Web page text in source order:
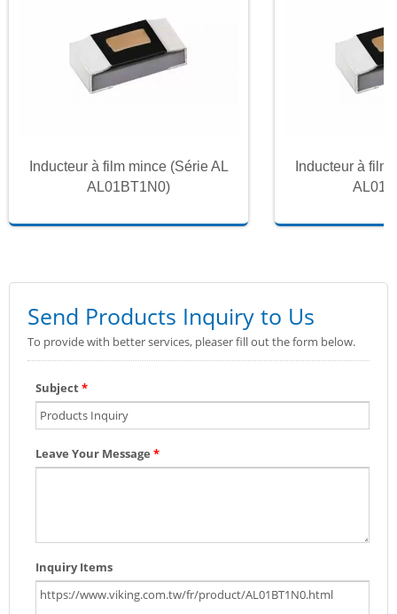
Inducteur à film mince (Série AL
AL01BT1N0)
Inducteur à